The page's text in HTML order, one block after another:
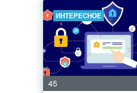
ИНТЕРЕСНОЕ
45